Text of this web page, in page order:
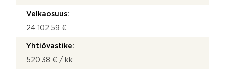
Velkaosuus:
24 102,59 €
Yhtiövastike:
520,38 € / kk